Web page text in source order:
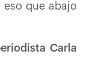
que abajo
Carla